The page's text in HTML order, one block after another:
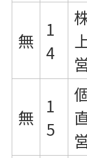
無 1
4
無 1
5